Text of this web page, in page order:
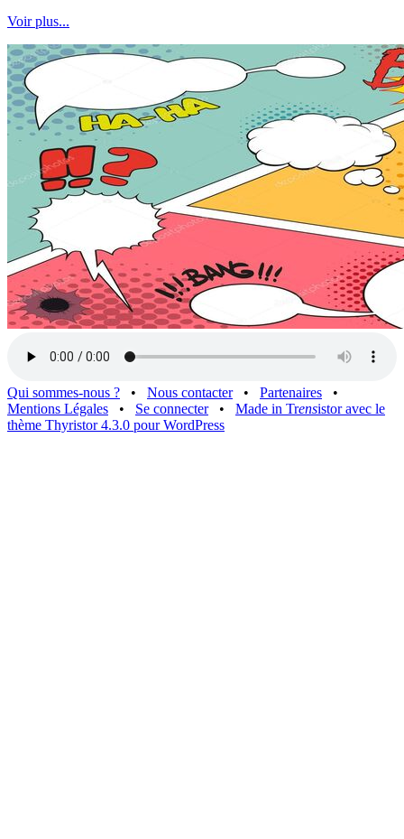
Voir plus...
Qui sommes-nous ? • Nous contacter • Partenaires
•
Mentions Légales
• Se connecter • Made in Trensistor avec le
thème Thyristor 4.3.0 pour WordPress